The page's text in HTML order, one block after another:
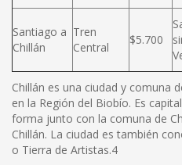
Santiago a
Chillán
Tren
Central
$5.700
Chillán es una ciudad y comuna
en la Región del Biobío. Es
forma junto con la comuna de
Chillán. La ciudad es también
o Tierra de Artistas.4